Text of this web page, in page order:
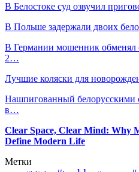
В Белостоке суд озвучил
В Польше задержали двоих
В Германии мошенник обменял
2…
Лучшие коляски для
Нашпигованный белорусскими
в…
Clear Space, Clear Mind: Why
Define Modern Life
Метки